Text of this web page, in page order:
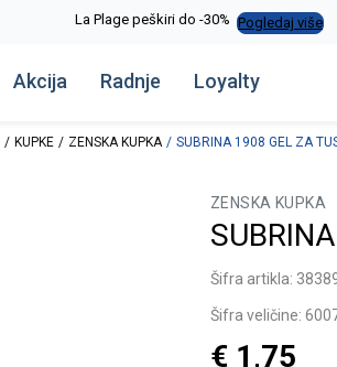
La Plage peškiri do -30% Pogledaj više
Akcija Radnje Loyalty
KUPKE ZENSKA KUPKA SUBRINA 1908 GEL ZA
ZENSKA KUPKA
Šifra artikla:
Šifra veličine:
€ 1,75